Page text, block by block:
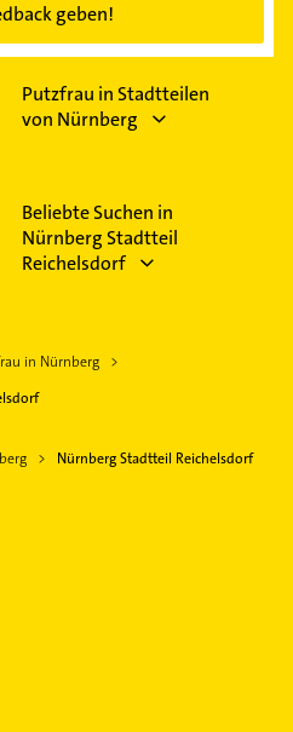
geben!
Putzfrau in Stadtteilen
von Nürnberg
Beliebte Suchen in
Nürnberg Stadtteil
Reichelsdorf
in Nürnberg
Nürnberg Stadtteil Reichelsdorf